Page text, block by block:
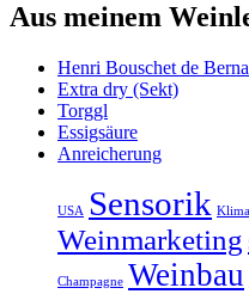
Aus meinem
Henri Bouschet de
Extra dry (Sekt)
Torggl
Essigsäure
Anreicherung
USA Sensorik Klima
Weinmarketing
Champagne Weinbau